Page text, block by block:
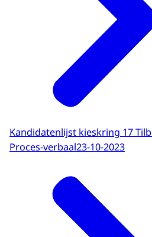
Kandidatenlijst kieskring 17
Proces-verbaal23-10-2023